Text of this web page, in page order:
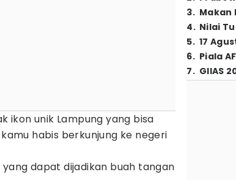
ikon unik Lampung yang bisa
habis berkunjung ke negeri
dapat dijadikan buah tangan
3. Makan
4. Nilai
5. 17
6. Piala
7. GIIAS